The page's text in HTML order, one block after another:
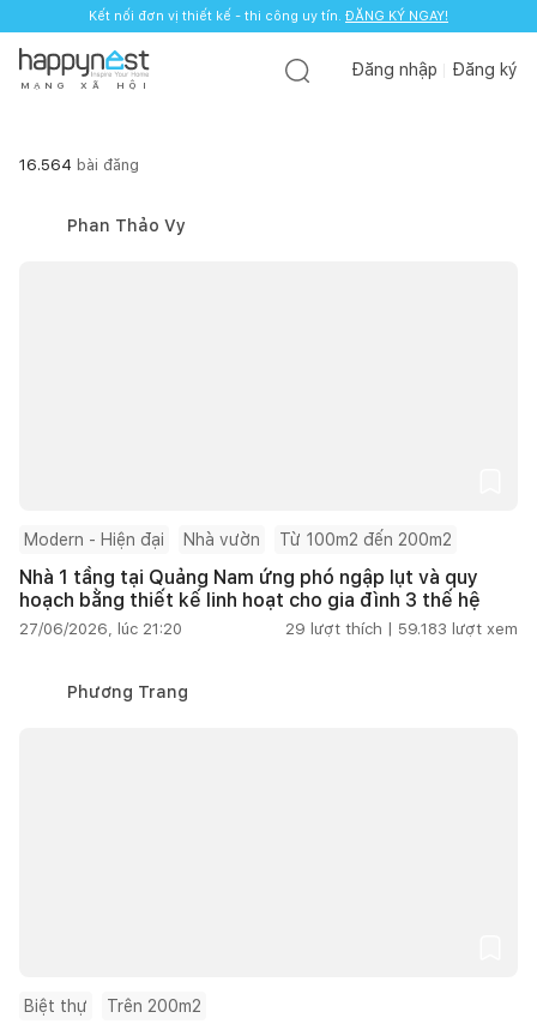
Kết nối đơn vị thiết kế - thi công uy tín. ĐĂNG KÝ NGAY!
M Ạ N G X Ã H Ộ I
Đăng nhập Đăng ký
16.564 bài đăng
Phan Thảo Vy
Modern - Hiện đại Nhà vườn Từ 100m2 đến 200m2
Nhà 1 tầng tại Quảng Nam ứng phó ngập lụt và quy
hoạch bằng thiết kế linh hoạt cho gia đình 3 thế hệ
27/06/2026, lúc 21:20 29 lượt thích | 59.183 lượt xem
Phương Trang
Biệt thự Trên 200m2